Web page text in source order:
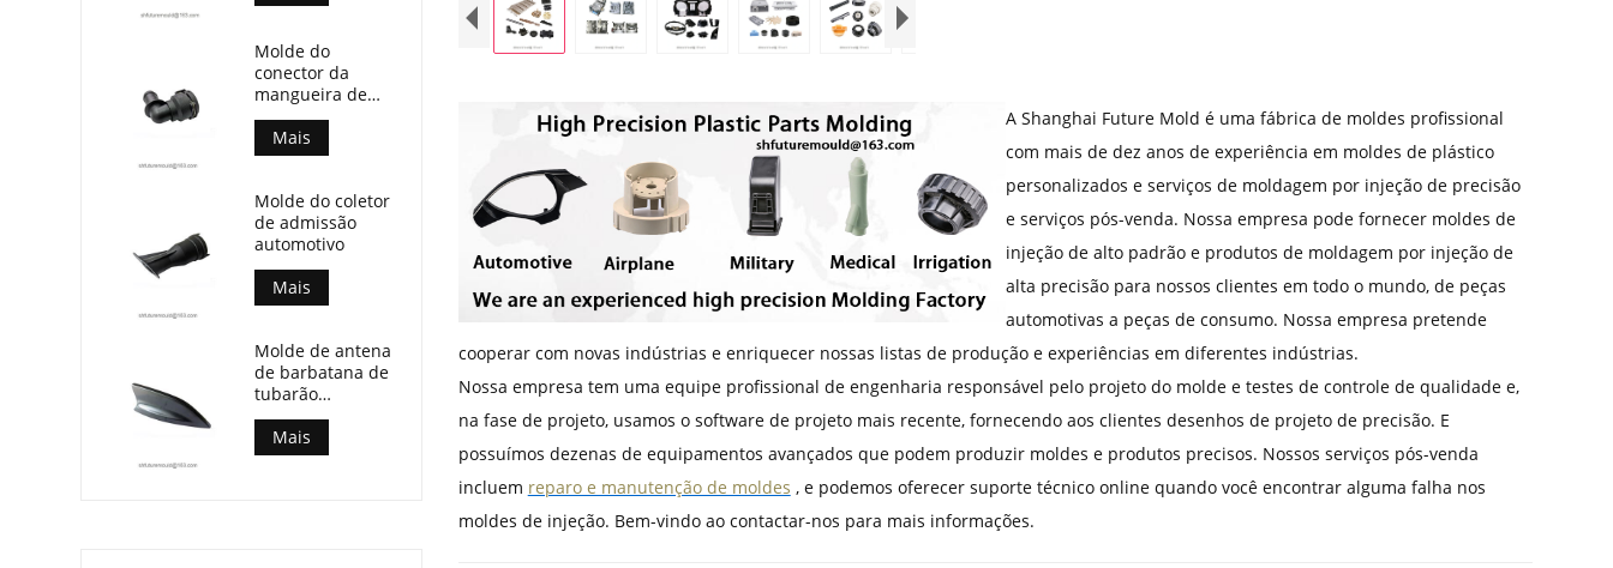
A Shanghai Future Mold é uma fábrica de moldes profissional
com mais de dez anos de experiência em moldes de plástico
personalizados e serviços de moldagem por injeção de precisão
e serviços pós-venda. Nossa empresa pode fornecer moldes de
injeção de alto padrão e produtos de moldagem por injeção de
alta precisão para nossos clientes em todo o mundo, de peças
automotivas a peças de consumo. Nossa empresa pretende
cooperar com novas indústrias e enriquecer nossas listas de produção e experiências em diferentes indústrias.
Nossa empresa tem uma equipe profissional de engenharia responsável pelo projeto do molde e testes de controle de qualidade e,
na fase de projeto, usamos o software de projeto mais recente, fornecendo aos clientes desenhos de projeto de precisão. E
possuímos dezenas de equipamentos avançados que podem produzir moldes e produtos precisos. Nossos serviços pós-venda
incluem reparo e manutenção de moldes , e podemos oferecer suporte técnico online quando você encontrar alguma falha nos
moldes de injeção. Bem-vindo ao contactar-nos para mais informações.
Molde do
conector da
mangueira de
refrigeração
automotiva
Mais
Molde do coletor
de admissão
automotivo
Mais
Molde de antena
de barbatana de
tubarão
automotiva
Mais